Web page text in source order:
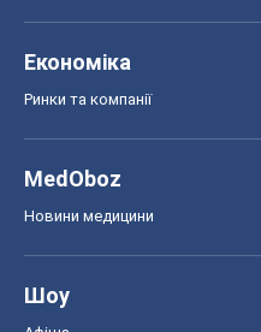
Економіка
Ринки та компанії
MedOboz
Новини медицини
Шоу